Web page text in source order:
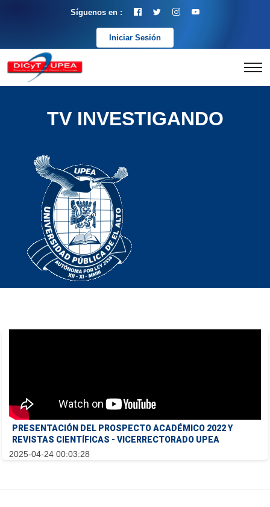
Síguenos en :
Iniciar Sesión
TV INVESTIGANDO
PRESENTACIÓN DEL PROSPECTO ACADÉMICO 2022 Y
REVISTAS CIENTÍFICAS - VICERRECTORADO UPEA
2025-04-24 00:03:28